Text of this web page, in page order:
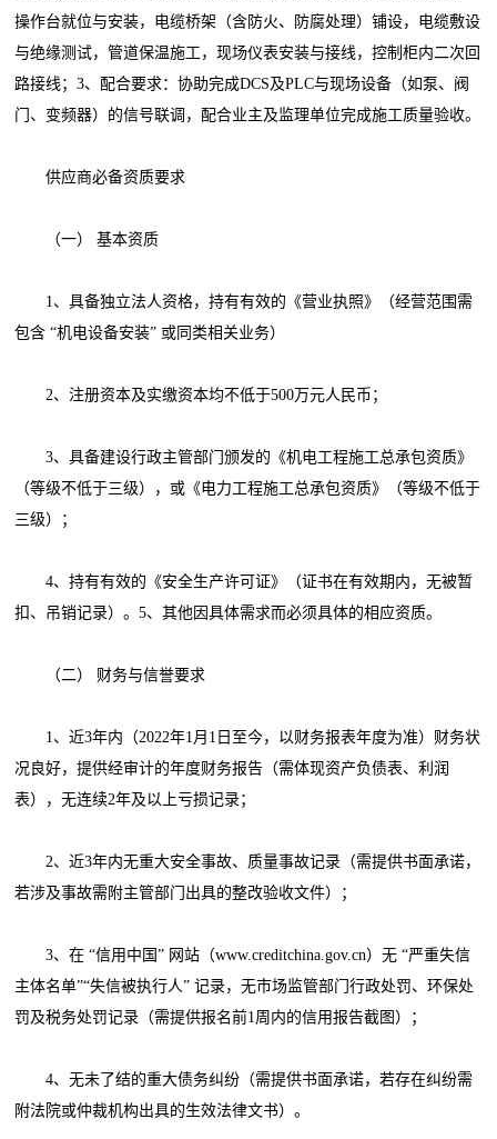
操作台就位与安装，电缆桥架（含防火、防腐处理）铺设，电缆敷设
与绝缘测试，管道保温施工，现场仪表安装与接线，控制柜内二次回
路接线；3、配合要求：协助完成DCS及PLC与现场设备（如泵、阀
门、变频器）的信号联调，配合业主及监理单位完成施工质量验收。
供应商必备资质要求
（一） 基本资质
1、具备独立法人资格，持有有效的《营业执照》（经营范围需
包含 “机电设备安装” 或同类相关业务）
2、注册资本及实缴资本均不低于500万元人民币；
3、具备建设行政主管部门颁发的《机电工程施工总承包资质》
（等级不低于三级），或《电力工程施工总承包资质》（等级不低于
三级）；
4、持有有效的《安全生产许可证》（证书在有效期内，无被暂
扣、吊销记录）。5、其他因具体需求而必须具体的相应资质。
（二） 财务与信誉要求
1、近3年内（2022年1月1日至今，以财务报表年度为准）财务状
况良好，提供经审计的年度财务报告（需体现资产负债表、利润
表），无连续2年及以上亏损记录；
2、近3年内无重大安全事故、质量事故记录（需提供书面承诺，
若涉及事故需附主管部门出具的整改验收文件）；
3、在 “信用中国” 网站（www.creditchina.gov.cn）无 “严重失信
主体名单”“失信被执行人” 记录，无市场监管部门行政处罚、环保处
罚及税务处罚记录（需提供报名前1周内的信用报告截图）；
4、无未了结的重大债务纠纷（需提供书面承诺，若存在纠纷需
附法院或仲裁机构出具的生效法律文书）。